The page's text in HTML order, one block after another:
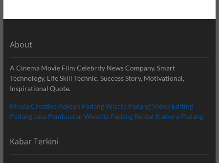
About
A Cinema Movie Film Celebrity News Company. Smart
Technology, Life Skill Technic, Success Story, Motivational,
Inspirational Quote.
Minda CreativeAqiqah PadangWisata PadangVideo Editing
Padang Jasa Pembuatan Website Padang Rental Kamera Padang
Kabar Terkini